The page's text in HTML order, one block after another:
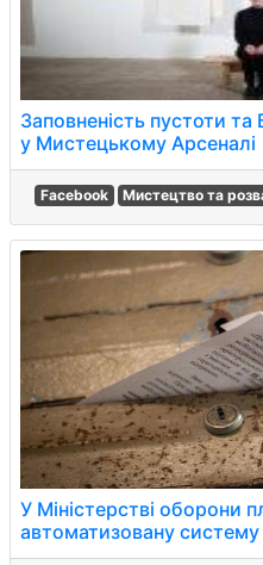
Заповненість пустоти
у Мистецькому Арсеналі
Facebook Мистецтво та
У Міністерстві оборони
автоматизовану систему